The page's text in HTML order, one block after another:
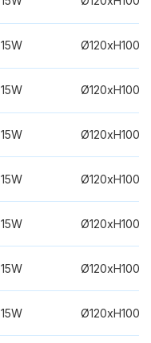
15W
15W
15W
15W
15W
15W
15W